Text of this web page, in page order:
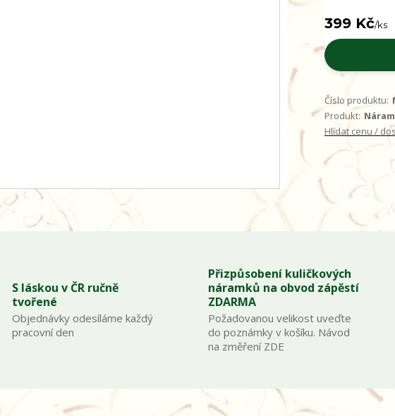
399 Kč/ks
Číslo produktu:
Produkt:
Hlídat cenu /
S láskou v ČR ručně
tvořené
Objednávky odesíláme každý
pracovní den
Přizpůsobení kuličkových
náramků na obvod zápěstí
ZDARMA
Požadovanou velikost uveďte
do poznámky v košíku. Návod
na změření ZDE